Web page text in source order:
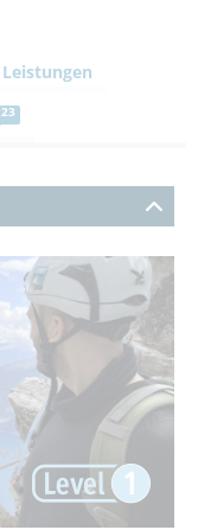
Leistungen
23